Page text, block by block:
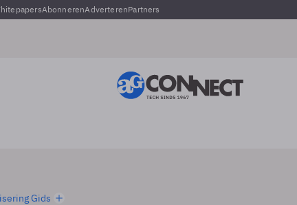
AbonnerenAdverterenPartners
Gids